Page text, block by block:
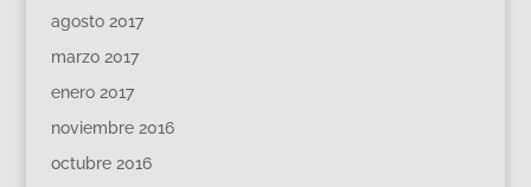
agosto 2017
marzo 2017
enero 2017
noviembre 2016
octubre 2016